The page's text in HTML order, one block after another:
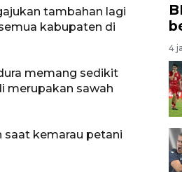
tambahan lagi
kabupaten di
memang sedikit
merupakan sawah
saat kemarau petani
4